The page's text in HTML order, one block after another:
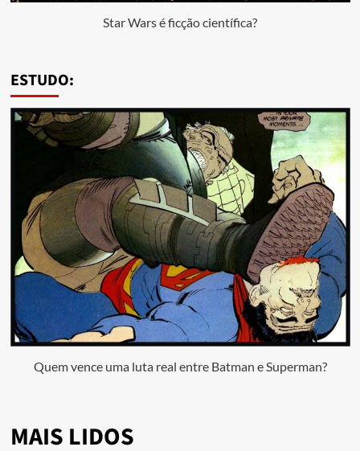
Star Wars é ficção científica?
ESTUDO:
Quem vence uma luta real entre Batman e Superman?
MAIS LIDOS